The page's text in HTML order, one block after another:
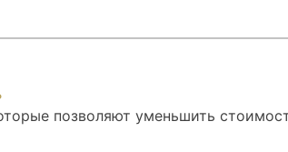
позволяют уменьшить